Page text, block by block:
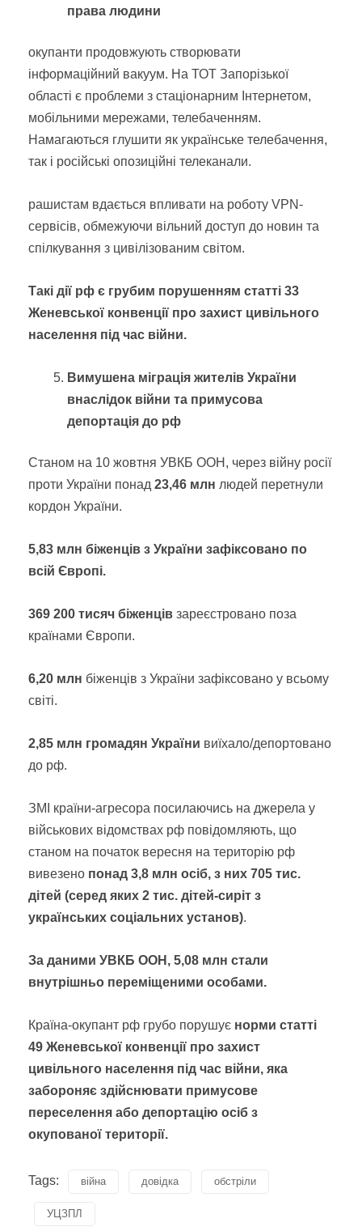
права людини
окупанти продовжують створювати
інформаційний вакуум. На ТОТ Запорізької
області є проблеми з стаціонарним Інтернетом,
мобільними мережами, телебаченням.
Намагаються глушити як українське телебачення,
так і російські опозиційні телеканали.
рашистам вдається впливати на роботу VPN-
сервісів, обмежуючи вільний доступ до новин та
спілкування з цивілізованим світом.
Такі дії рф є грубим порушенням статті 33
Женевської конвенції про захист цивільного
населення під час війни.
Вимушена міграція жителів України
внаслідок війни та примусова
депортація до рф
Станом на 10 жовтня УВКБ ООН, через війну росії
проти України понад 23,46 млн людей перетнули
кордон України.
5,83 млн біженців з України зафіксовано по
всій Європі.
369 200 тисяч біженців зареєстровано поза
країнами Європи.
6,20 млн біженців з України зафіксовано у всьому
світі.
2,85 млн громадян України виїхало/депортовано
до рф.
ЗМІ країни-агресора посилаючись на джерела у
військових відомствах рф повідомляють, що
станом на початок вересня на територію рф
вивезено понад 3,8 млн осіб, з них 705 тис.
дітей (серед яких 2 тис. дітей-сиріт з
українських соціальних установ).
За даними УВКБ ООН, 5,08 млн стали
внутрішньо переміщеними особами.
Країна-окупант рф грубо порушує норми статті
49 Женевської конвенції про захист
цивільного населення під час війни, яка
забороняє здійснювати примусове
переселення або депортацію осіб з
окупованої території.
Tags: війна довідка обстріли
УЦЗПЛ